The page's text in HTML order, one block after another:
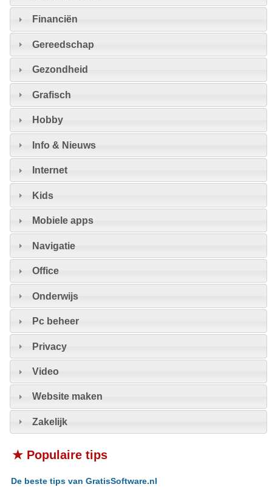
Financiën
Gereedschap
Gezondheid
Grafisch
Hobby
Info & Nieuws
Internet
Kids
Mobiele apps
Navigatie
Office
Onderwijs
Pc beheer
Privacy
Video
Website maken
Zakelijk
★ Populaire tips
De beste tips van GratisSoftware.nl